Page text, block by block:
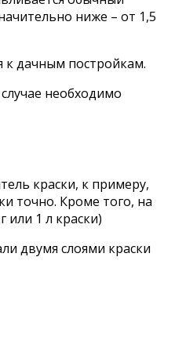
ниже – от 1,5
к дачным постройкам.
необходимо
краски, к примеру,
точно. Кроме того, на
или 1 л краски)
двумя слоями краски